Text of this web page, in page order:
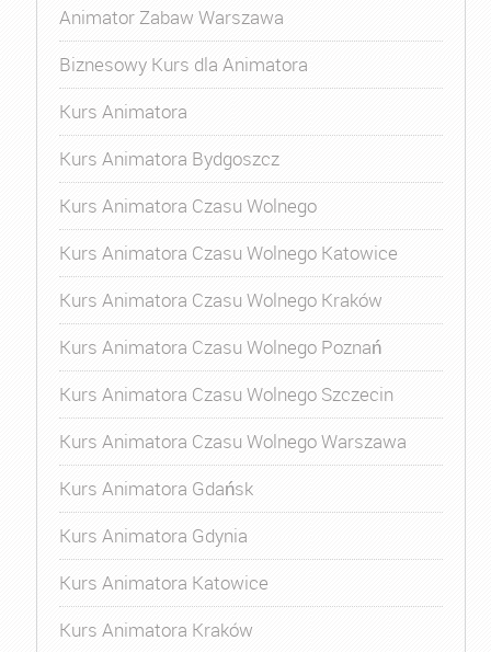
Animator Zabaw Warszawa
Biznesowy Kurs dla Animatora
Kurs Animatora
Kurs Animatora Bydgoszcz
Kurs Animatora Czasu Wolnego
Kurs Animatora Czasu Wolnego Katowice
Kurs Animatora Czasu Wolnego Kraków
Kurs Animatora Czasu Wolnego Poznań
Kurs Animatora Czasu Wolnego Szczecin
Kurs Animatora Czasu Wolnego Warszawa
Kurs Animatora Gdańsk
Kurs Animatora Gdynia
Kurs Animatora Katowice
Kurs Animatora Kraków